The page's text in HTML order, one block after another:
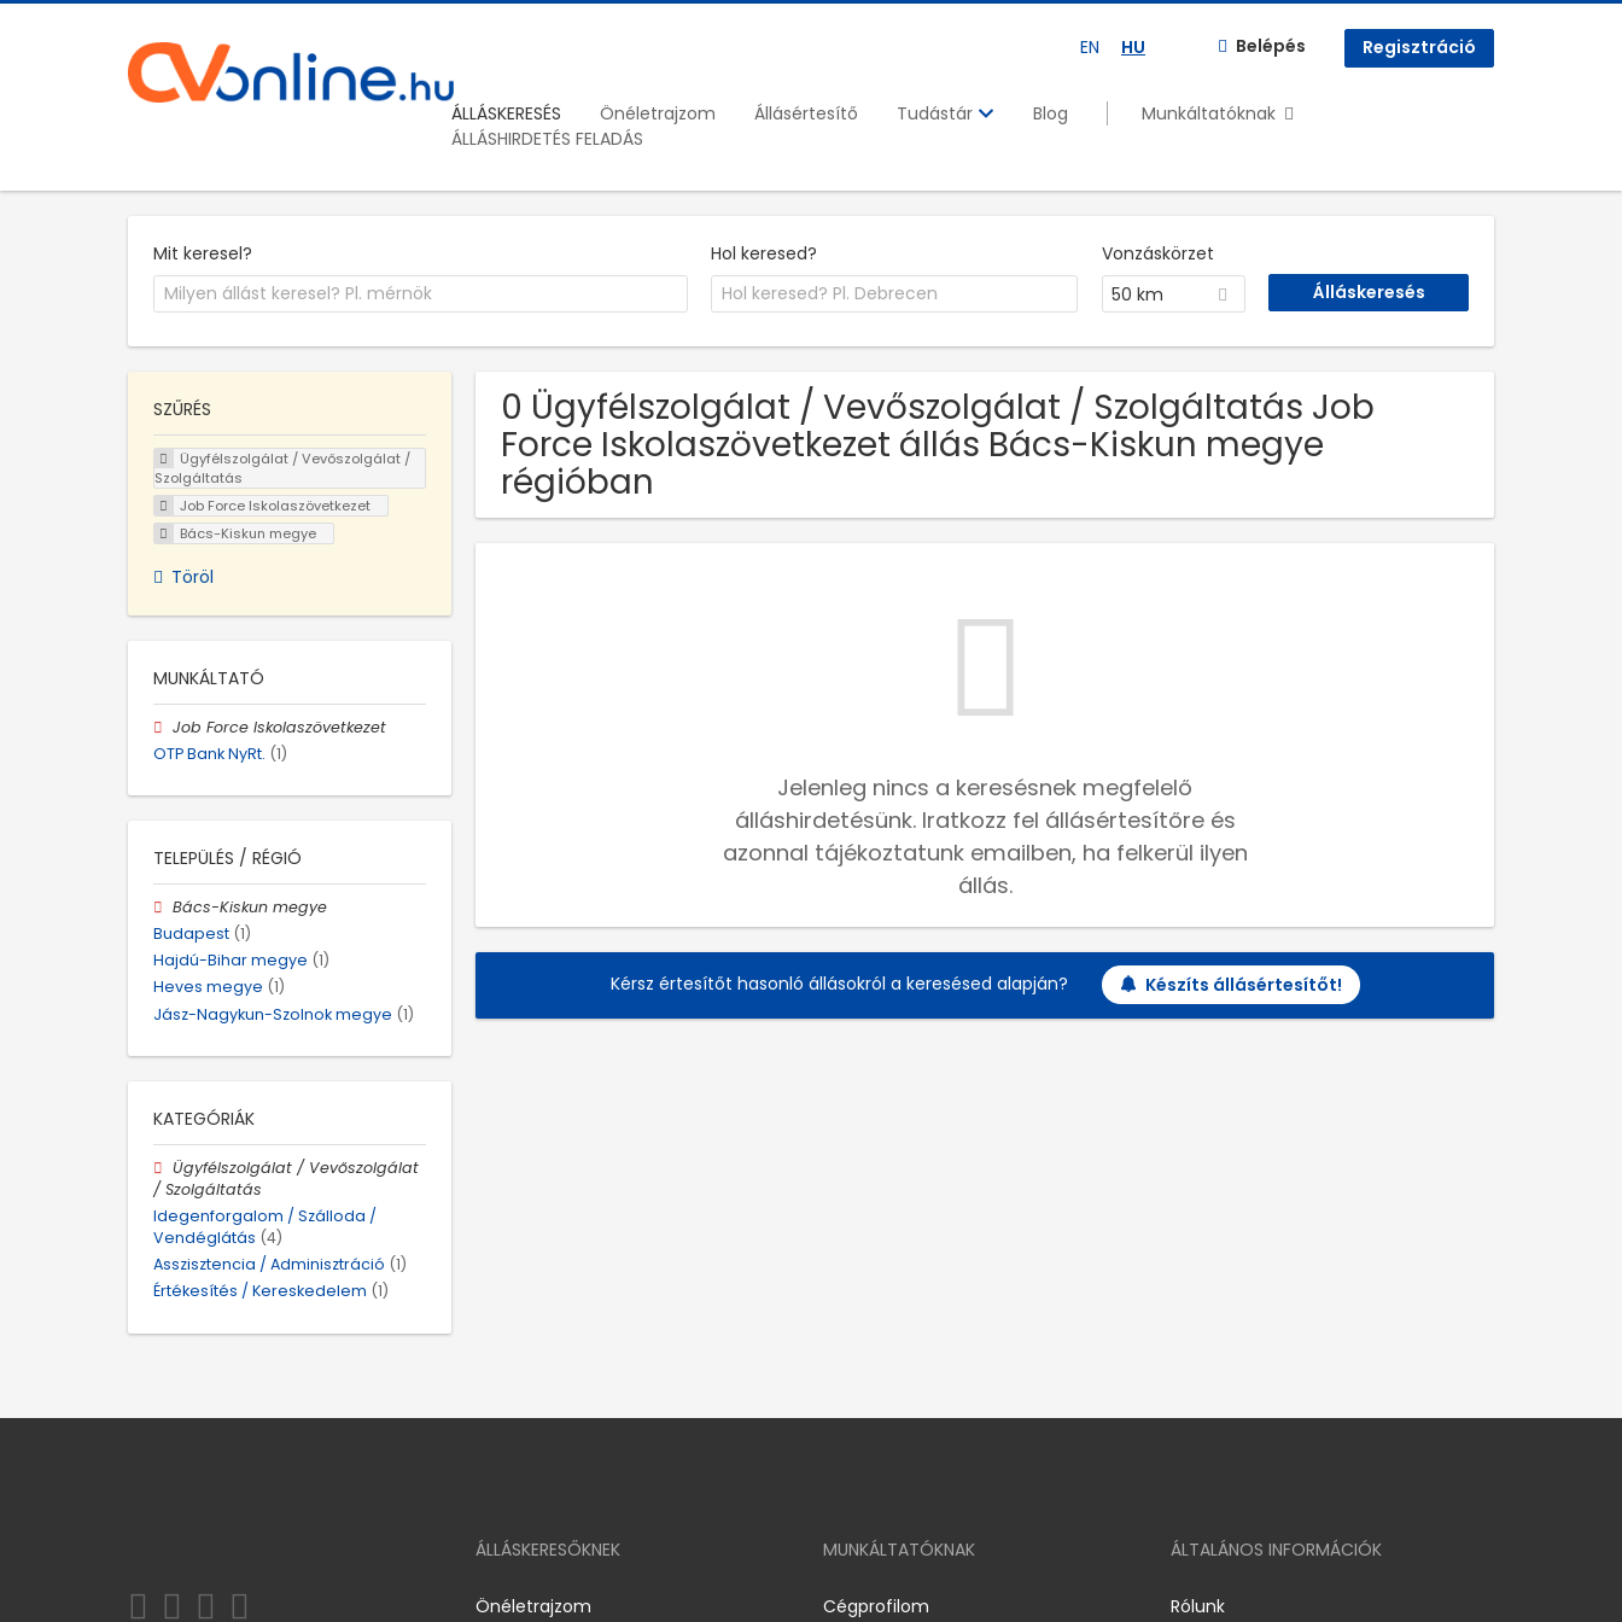
EN HU Belépés Regisztráció
ÁLLÁSKERESÉS Önéletrajzom Állásértesítő Tudástár Blog
Munkáltatóknak
ÁLLÁSHIRDETÉS FELADÁS
Mit keresel? Hol keresed?
Vonzáskörzet
50 km
0 Ügyfélszolgálat / Vevőszolgálat / Szolgáltatás Job
Force Iskolaszövetkezet állás Bács-Kiskun megye
régióban
Jelenleg nincs a keresésnek megfelelő
álláshirdetésünk. Iratkozz fel állásértesítőre és
azonnal tájékoztatunk emailben, ha felkerül ilyen
állás.
Kérsz értesítőt hasonló állásokról a keresésed alapján? Készíts állásértesítőt!
SZŰRÉS
Ügyfélszolgálat / Vevőszolgálat /
Szolgáltatás
Job Force Iskolaszövetkezet
Bács-Kiskun megye
Töröl
MUNKÁLTATÓ
Job Force Iskolaszövetkezet
OTP Bank NyRt. (1)
TELEPÜLÉS / RÉGIÓ
Bács-Kiskun megye
Budapest (1)
Hajdú-Bihar megye (1)
Heves megye (1)
Jász-Nagykun-Szolnok megye (1)
KATEGÓRIÁK
Ügyfélszolgálat / Vevőszolgálat
/ Szolgáltatás
Idegenforgalom / Szálloda /
Vendéglátás (4)
Asszisztencia / Adminisztráció (1)
Értékesítés / Kereskedelem (1)
ÁLLÁSKERESŐKNEK
Önéletrajzom
MUNKÁLTATÓKNAK
Cégprofilom
ÁLTALÁNOS INFORMÁCIÓK
Rólunk